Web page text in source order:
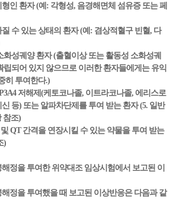
인 환자 (예: 각형성, 음경해면체 섬유증 또는 페
수 있는 상태의 환자 (예: 겸상적혈구 빈혈, 다
화성궤양 환자 (출혈이상 또는 활동성 소화성궤
립되어 있지 않으므로 이러한 환자들에게는 유익
히 투여한다.)
저해제(케토코나졸, 이트라코나졸, 에리스로
등) 또는 알파차단제를 투여 받는 환자 (5. 일반
참조)
QT 간격을 연장시킬 수 있는 약물을 투여 받는
)
정을 투여한 위약대조 임상시험에서 보고된 이
정을 투여했을 때 보고된 이상반응은 다음과 같